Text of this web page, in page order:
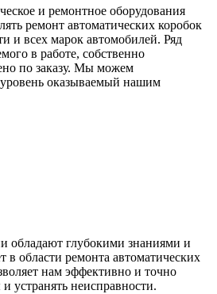
и ремонтное оборудования
ремонт автоматических коробок
и всех марок автомобилей. Ряд
в работе, собственно
по заказу. Мы можем
оказываемый нашим
обладают глубокими знаниями и
области ремонта автоматических
нам эффективно и точно
устранять неисправности.